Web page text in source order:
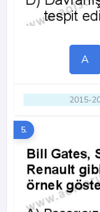
A
2015-
5.